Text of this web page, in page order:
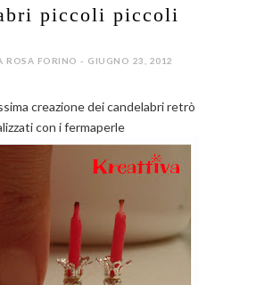
piccoli piccoli
ROSA FORINO - GIUGNO 23, 2012
creazione dei candelabri retrò
con i fermaperle